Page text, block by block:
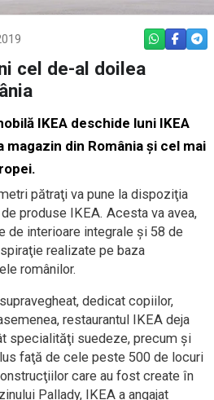
WHATSAPP
cel de-al doilea
IKEA deschide luni IKEA
magazin din România şi cel mai
pătraţi va pune la dispoziţia
produse IKEA. Acesta va avea,
de interioare integrale şi 58 de
realizate pe baza
românilor.
dedicat copiilor,
restaurantul IKEA deja
specialităţi suedeze, precum şi
faţă de cele peste 500 de locuri
care au fost create în
Pallady, IKEA a angajat